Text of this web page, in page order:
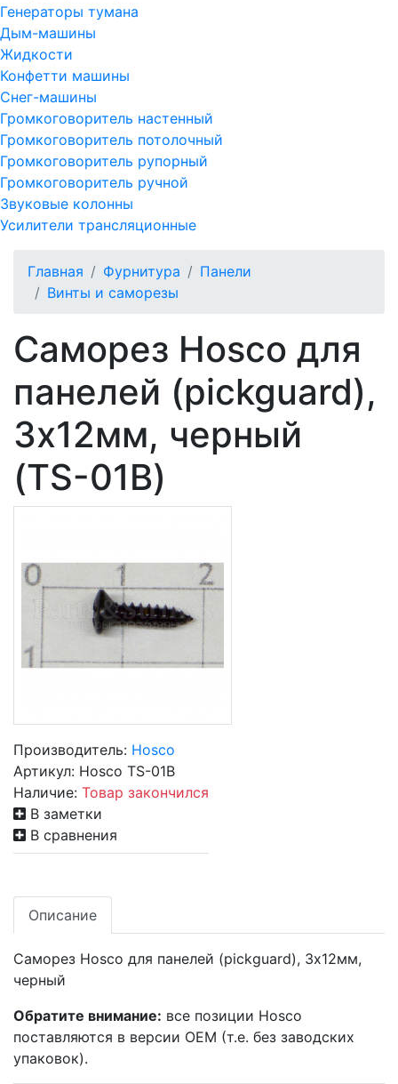
Генераторы тумана
Дым-машины
Жидкости
Конфетти машины
Снег-машины
Громкоговоритель настенный
Громкоговоритель потолочный
Громкоговоритель рупорный
Громкоговоритель ручной
Звуковые колонны
Усилители трансляционные
Главная Фурнитура
Панели
Винты и саморезы
Саморез Hosco для
панелей (pickguard),
3х12мм, черный
(TS-01B)
Производитель: Hosco
Артикул: Hosco TS-01B
Наличие: Товар закончился
В заметки
В сравнения
Описание
Саморез Hosco для панелей (pickguard), 3х12мм,
черный
Обратите внимание: все позиции Hosco
поставляются в версии OEM (т.е. без заводских
упаковок).